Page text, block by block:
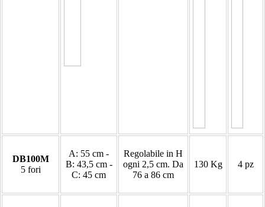
DB100M
5 fori
A: 55 cm -
B: 43,5 cm -
C: 45 cm
Regolabile in H
ogni 2,5 cm. Da
76 a 86 cm
130 Kg 4 pz